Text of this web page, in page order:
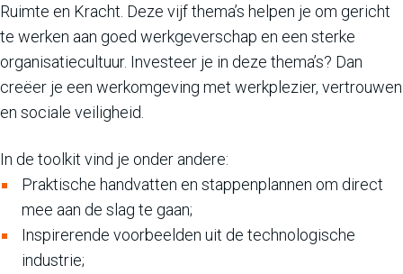
Ruimte en Kracht. Deze vijf thema’s helpen je om gericht
te werken aan goed werkgeverschap en een sterke
organisatiecultuur. Investeer je in deze thema’s? Dan
creëer je een werkomgeving met werkplezier, vertrouwen
en sociale veiligheid.
In de toolkit vind je onder andere:
Praktische handvatten en stappenplannen om direct
mee aan de slag te gaan;
Inspirerende voorbeelden uit de technologische
industrie;